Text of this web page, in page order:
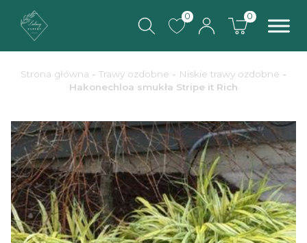
0 0
Strona główna - Trawy ozdobne - Niskie trawy ozdobne -
Hakonechloa smukła Stripe it Rich